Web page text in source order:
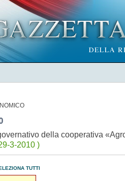
della cooperativa
3-2010 )
TUTTI